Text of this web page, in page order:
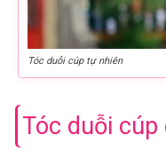
Tóc duỗi cúp tự nhiên
Tóc duỗi